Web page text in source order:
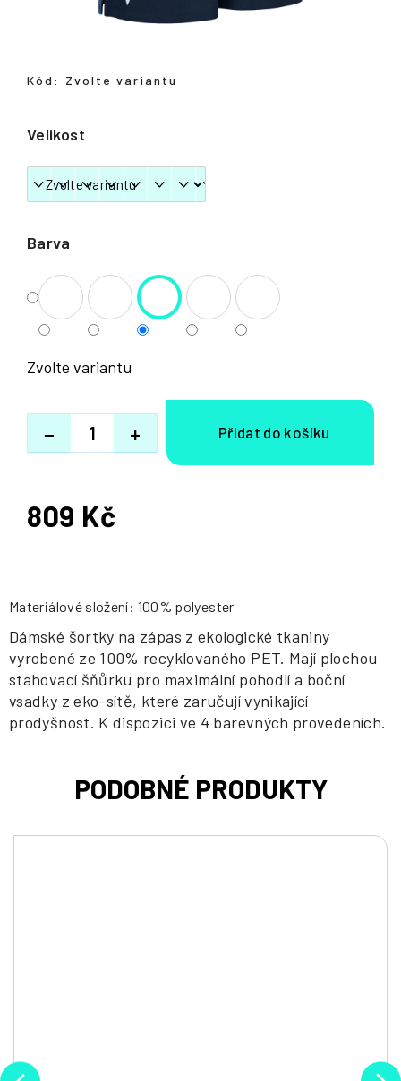
Barva
Velikost
Zvolte variantu
+
−
Kód: Zvolte variantu
809 Kč
Měrná
Materiálové složení: 100% polyester
Dámské šortky na zápas z ekologické tkaniny
vyrobené ze 100% recyklovaného PET. Mají plochou
stahovací šňůrku pro maximální pohodlí a boční
vsadky z eko-sítě, které zaručují vynikající
prodyšnost. K dispozici ve 4 barevných provedeních.